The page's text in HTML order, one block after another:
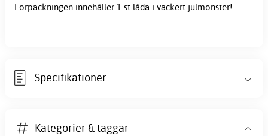
Förpackningen innehåller 1 st låda i vackert julmönster!
Specifikationer
Kategorier & taggar